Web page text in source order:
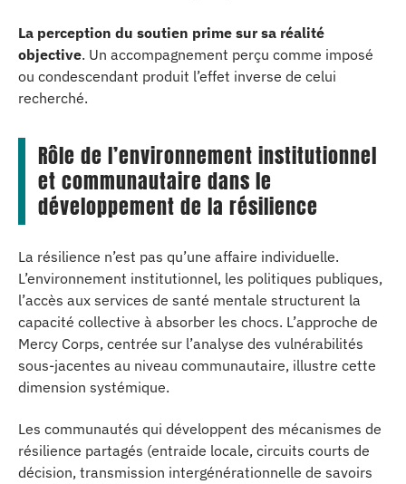
La perception du soutien prime sur sa réalité
objective. Un accompagnement perçu comme imposé
ou condescendant produit l’effet inverse de celui
recherché.
Rôle de l’environnement institutionnel
et communautaire dans le
développement de la résilience
La résilience n’est pas qu’une affaire individuelle.
L’environnement institutionnel, les politiques publiques,
l’accès aux services de santé mentale structurent la
capacité collective à absorber les chocs. L’approche de
Mercy Corps, centrée sur l’analyse des vulnérabilités
sous-jacentes au niveau communautaire, illustre cette
dimension systémique.
Les communautés qui développent des mécanismes de
résilience partagés (entraide locale, circuits courts de
décision, transmission intergénérationnelle de savoirs